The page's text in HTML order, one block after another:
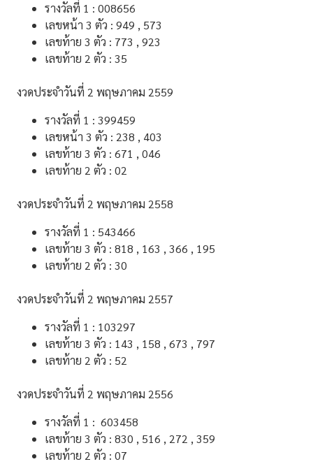
รางวัลที่ 1 : 008656
เลขหน้า 3 ตัว : 949 , 573
เลขท้าย 3 ตัว : 773 , 923
เลขท้าย 2 ตัว : 35
งวดประจําวันที่ 2 พฤษภาคม 2559
รางวัลที่ 1 : 399459
เลขหน้า 3 ตัว : 238 , 403
เลขท้าย 3 ตัว : 671 , 046
เลขท้าย 2 ตัว : 02
งวดประจําวันที่ 2 พฤษภาคม 2558
รางวัลที่ 1 : 543466
เลขท้าย 3 ตัว : 818 , 163 , 366 , 195
เลขท้าย 2 ตัว : 30
งวดประจําวันที่ 2 พฤษภาคม 2557
รางวัลที่ 1 : 103297
เลขท้าย 3 ตัว : 143 , 158 , 673 , 797
เลขท้าย 2 ตัว : 52
งวดประจําวันที่ 2 พฤษภาคม 2556
รางวัลที่ 1 : 603458
เลขท้าย 3 ตัว : 830 , 516 , 272 , 359
เลขท้าย 2 ตัว : 07